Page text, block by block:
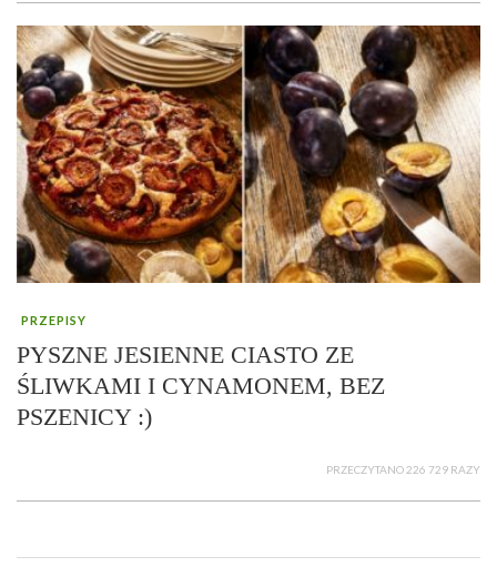
PRZEPISY
PYSZNE JESIENNE CIASTO ZE
ŚLIWKAMI I CYNAMONEM, BEZ
PSZENICY :)
PRZECZYTANO 226 729 RAZY